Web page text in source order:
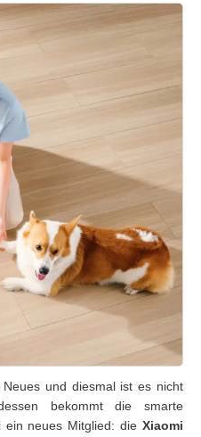
und diesmal ist es nicht
bekommt die smarte
ein neues Mitglied: die Xiaomi